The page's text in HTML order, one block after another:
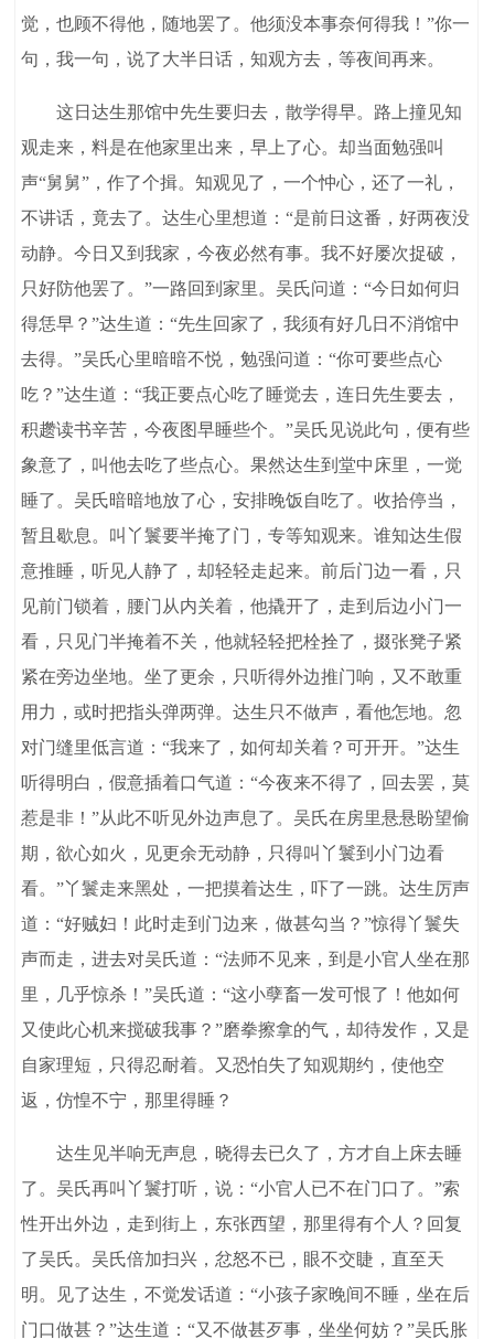
觉，也顾不得他，随地罢了。他须没本事奈何得我！”你一
句，我一句，说了大半日话，知观方去，等夜间再来。
这日达生那馆中先生要归去，散学得早。路上撞见知
观走来，料是在他家里出来，早上了心。却当面勉强叫
声“舅舅”，作了个揖。知观见了，一个忡心，还了一礼，
不讲话，竟去了。达生心里想道：“是前日这番，好两夜没
动静。今日又到我家，今夜必然有事。我不好屡次捉破，
只好防他罢了。”一路回到家里。吴氏问道：“今日如何归
得恁早？”达生道：“先生回家了，我须有好几日不消馆中
去得。”吴氏心里暗暗不悦，勉强问道：“你可要些点心
吃？”达生道：“我正要点心吃了睡觉去，连日先生要去，
积趱读书辛苦，今夜图早睡些个。”吴氏见说此句，便有些
象意了，叫他去吃了些点心。果然达生到堂中床里，一觉
睡了。吴氏暗暗地放了心，安排晚饭自吃了。收拾停当，
暂且歇息。叫丫鬟要半掩了门，专等知观来。谁知达生假
意推睡，听见人静了，却轻轻走起来。前后门边一看，只
见前门锁着，腰门从内关着，他撬开了，走到后边小门一
看，只见门半掩着不关，他就轻轻把栓拴了，掇张凳子紧
紧在旁边坐地。坐了更余，只听得外边推门响，又不敢重
用力，或时把指头弹两弹。达生只不做声，看他怎地。忽
对门缝里低言道：“我来了，如何却关着？可开开。”达生
听得明白，假意插着口气道：“今夜来不得了，回去罢，莫
惹是非！”从此不听见外边声息了。吴氏在房里悬悬盼望偷
期，欲心如火，见更余无动静，只得叫丫鬟到小门边看
看。”丫鬟走来黑处，一把摸着达生，吓了一跳。达生厉声
道：“好贼妇！此时走到门边来，做甚勾当？”惊得丫鬟失
声而走，进去对吴氏道：“法师不见来，到是小官人坐在那
里，几乎惊杀！”吴氏道：“这小孽畜一发可恨了！他如何
又使此心机来搅破我事？”磨拳擦拿的气，却待发作，又是
自家理短，只得忍耐着。又恐怕失了知观期约，使他空
返，仿惶不宁，那里得睡？
达生见半响无声息，晓得去已久了，方才自上床去睡
了。吴氏再叫丫鬟打听，说：“小官人已不在门口了。”索
性开出外边，走到街上，东张西望，那里得有个人？回复
了吴氏。吴氏倍加扫兴，忿怒不已，眼不交睫，直至天
明。见了达生，不觉发话道：“小孩子家晚间不睡，坐在后
门口做甚？”达生道：“又不做甚歹事，坐坐何妨？”吴氏胀